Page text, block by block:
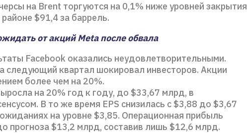
на Brent торгуются на 0,1% ниже уровней закрытия
$91,4 за баррель.
от акций Meta после обвала
Facebook оказались неудовлетворительными.
следующий квартал шокировал инвесторов. Акции
более чем на 20%.
на 20% год к году, до $33,67 млрд, в
В то же время EPS снизилась с $3,88 до $3,67
на уровне $3,85. Операционная прибыль
прогноза $13,2 млрд, составив лишь $12,6 млрд.